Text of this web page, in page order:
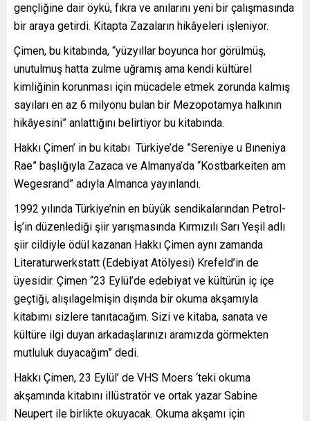
gençliğine dair öykü, fıkra ve anılarını yeni bir çalışmasında
bir araya getirdi. Kitapta Zazaların hikâyeleri işleniyor.
Çimen, bu kitabında, “yüzyıllar boyunca hor görülmüş,
unutulmuş hatta zulme uğramış ama kendi kültürel
kimliğinin korunması için mücadele etmek zorunda kalmış
sayıları en az 6 milyonu bulan bir Mezopotamya halkının
hikâyesini” anlattığını belirtiyor bu kitabında.
Hakkı Çimen’ in bu kitabı Türkiye’de ”Sereniye u Bıneniya
Rae” başlığıyla Zazaca ve Almanya’da “Kostbarkeiten am
Wegesrand” adıyla Almanca yayınlandı.
1992 yılında Türkiye’nin en büyük sendikalarından Petrol-
İş’in düzenlediği şiir yarışmasında Kırmızılı Sarı Yeşil adlı
şiir cildiyle ödül kazanan Hakkı Çimen aynı zamanda
Literaturwerkstatt (Edebiyat Atölyesi) Krefeld’in de
üyesidir. Çimen “23 Eylül’de edebiyat ve kültürün iç içe
geçtiği, alışılagelmişin dışında bir okuma akşamıyla
kitabımı sizlere tanıtacağım. Sizi ve kitaba, sanata ve
kültüre ilgi duyan arkadaşlarınızı aramızda görmekten
mutluluk duyacağım” dedi.
Hakkı Çimen, 23 Eylül’ de VHS Moers ‘teki okuma
akşamında kitabını illüstratör ve ortak yazar Sabine
Neupert ile birlikte okuyacak. Okuma akşamı için